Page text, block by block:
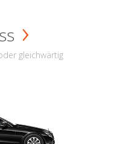
gleichwärtig